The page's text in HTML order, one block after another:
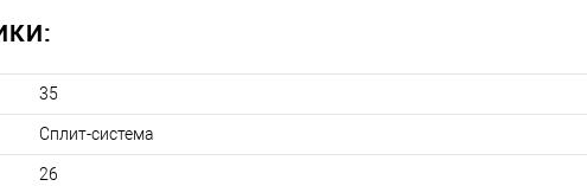
35
Сплит-система
26